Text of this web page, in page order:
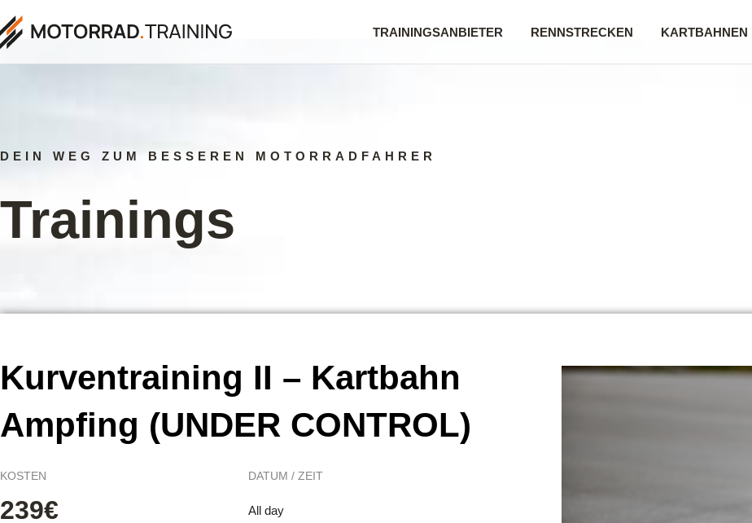
TRAININGSANBIETER RENNSTRECKEN KARTBAHNEN
DEIN WEG ZUM BESSEREN MOTORRADFAHRER
Trainings
Kurventraining II – Kartbahn
Ampfing (UNDER CONTROL)
KOSTEN
239€
DATUM / ZEIT
All day